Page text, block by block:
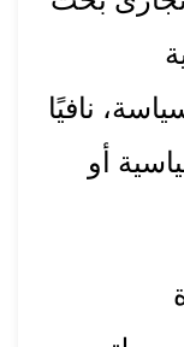
نافيًا
أو